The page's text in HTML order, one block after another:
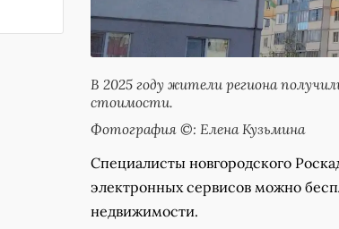
В 2025 году жители региона
стоимости.
Фотография ©: Елена Кузьмина
Специалисты новгородского
электронных сервисов можно
недвижимости.